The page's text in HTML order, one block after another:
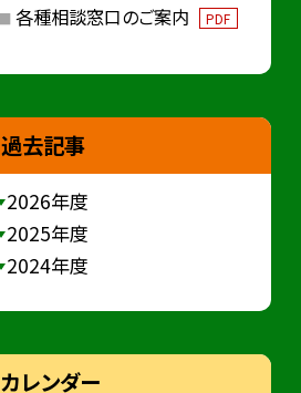
各種相談窓口のご案内 PDF
過去記事
2026年度
2025年度
2024年度
カレンダー